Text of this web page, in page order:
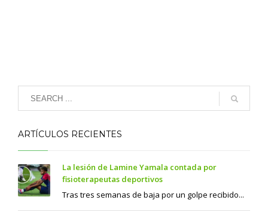
ARTÍCULOS RECIENTES
La lesión de Lamine Yamala contada por
fisioterapeutas deportivos
Tras tres semanas de baja por un golpe recibido...